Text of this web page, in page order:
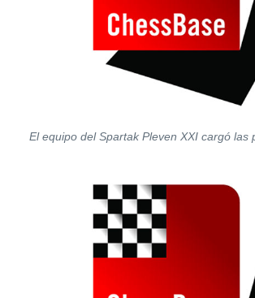
El equipo del Spartak Pleven XXI cargó las